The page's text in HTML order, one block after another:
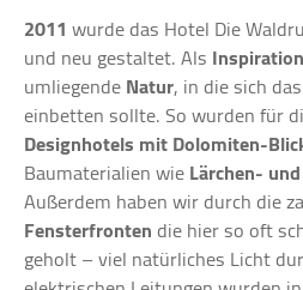
2011 wurde das Hotel Die
und neu gestaltet. Als
umliegendeNatur, in die sich
einbetten sollte. So wurden für
Designhotels mit Dolomiten-
Baumaterialien wieLärchen-
Außerdem haben wir durch die
Fensterfrontendie hier so oft
geholt – viel natürliches Licht